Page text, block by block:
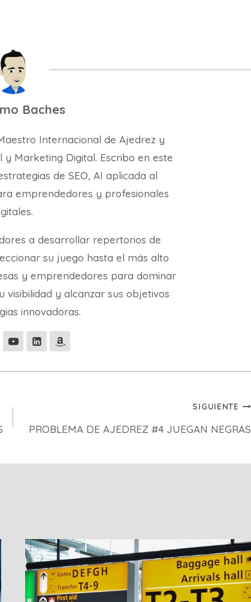
Baches
Internacional de Ajedrez y
Marketing Digital. Escribo en este
de SEO, AI aplicada al
emprendedores y profesionales
a desarrollar repertorios de
su juego hasta el más alto
y emprendedores para dominar
visibilidad y alcanzar sus objetivos
innovadoras.
SIGUIENTE
PROBLEMA DE AJEDREZ #4 JUEGAN NEGRAS